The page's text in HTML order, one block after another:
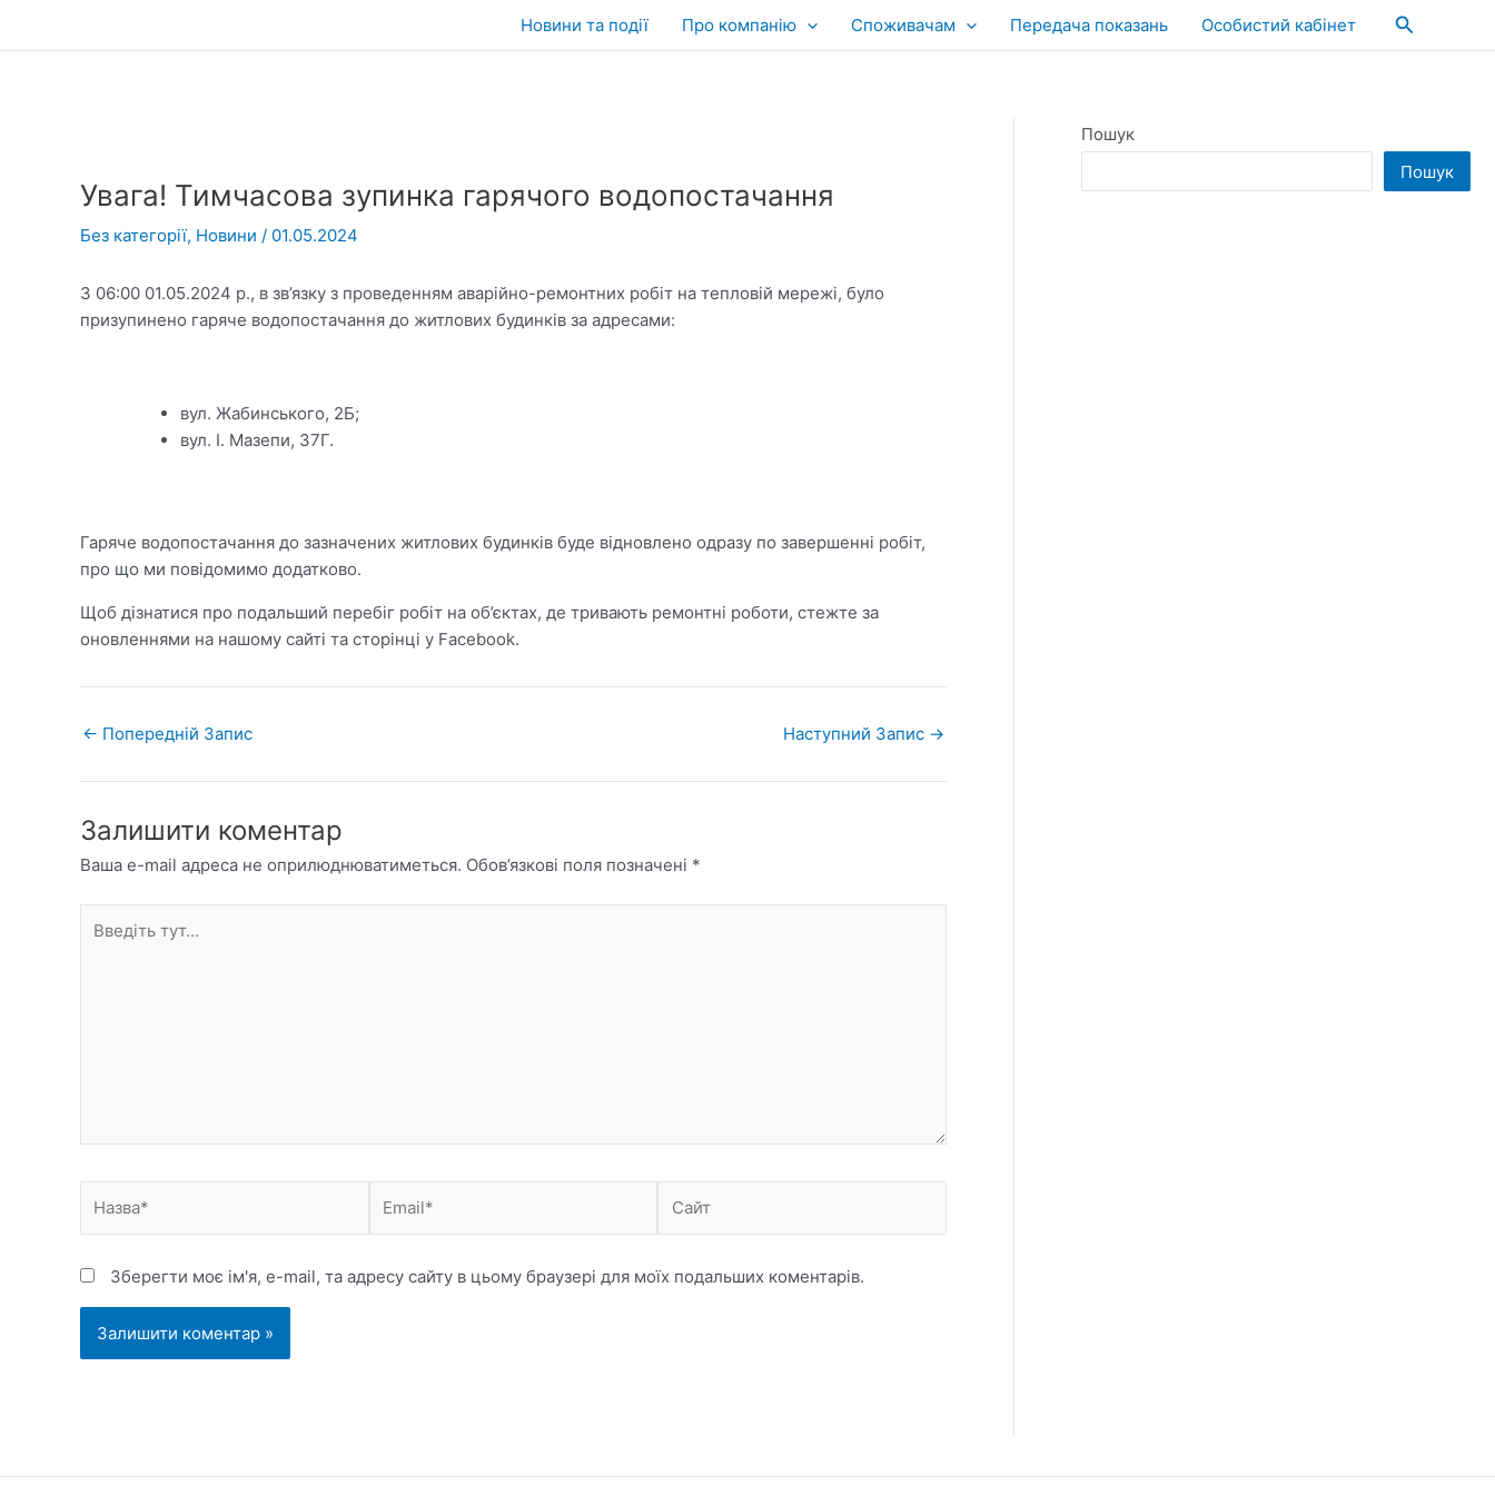
Новини та події Про компанію Споживачам Передача показань Особистий кабінет Пошук
Увага! Тимчасова зупинка гарячого водопостачання
Без категорії, Новини / 01.05.2024
З 06:00 01.05.2024 р., в зв’язку з проведенням аварійно-ремонтних робіт на тепловій мережі, було
призупинено гаряче водопостачання до житлових будинків за адресами:
вул. Жабинського, 2Б;
вул. І. Мазепи, 37Г.
Гаряче водопостачання до зазначених житлових будинків буде відновлено одразу по завершенні робіт,
про що ми повідомимо додатково.
Щоб дізнатися про подальший перебіг робіт на об’єктах, де тривають ремонтні роботи, стежте за
оновленнями на нашому сайті та сторінці у Facebook.
← Попередній Запис Наступний Запис →
Залишити коментар
Ваша e-mail адреса не оприлюднюватиметься. Обов’язкові поля позначені *
тут...
Зберегти моє ім'я, e-mail, та адресу сайту в цьому браузері для моїх подальших коментарів.
Пошук
Пошук